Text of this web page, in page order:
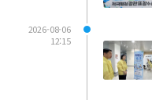
2026-08-06
12:15